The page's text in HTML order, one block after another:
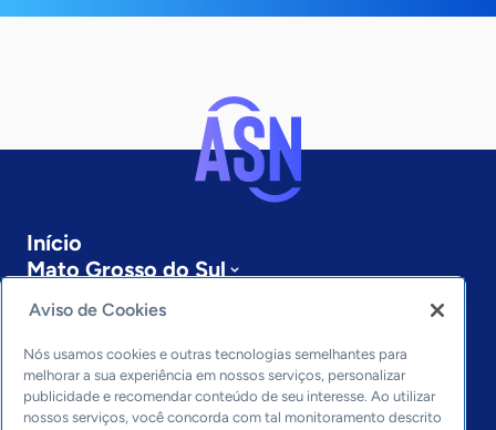
Início
Mato Grosso do Sul
Sobre a ASN
Últimas notícias
Entre em contato
Editorias
Economia & Política
Aviso de Cookies
Nós usamos cookies e outras tecnologias semelhantes para
melhorar a sua experiência em nossos serviços, personalizar
publicidade e recomendar conteúdo de seu interesse. Ao utilizar
nossos serviços, você concorda com tal monitoramento descrito